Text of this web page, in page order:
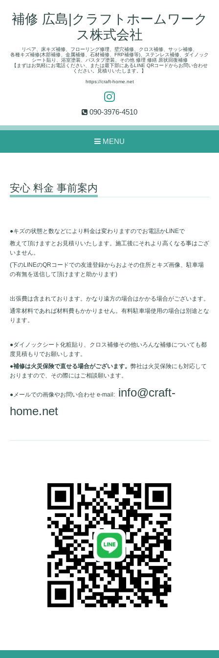
補修 広島|クラフトホームワーク
ス株式会社
リペア、床キズ補修、フローリング修理、壁穴補修、クロス補修、サッシ補修、
各種キズ補修(木部補修、金属補修、石材補修、FRP補修等)、ステンレス補修、ダイノック
シート貼り、浴室塗装、バスタブ塗装、その他 修理 修繕 原状回復補修
【まずはお気軽にお電話ください、または最下部にあるLINE QRコードからお問い合わせ
ください。見積りいたします。】
https://craft-home.net
090-3976-4510
MENU
安心 料金 事前案内
●キズの状態と数などにより料金は変わりますのでお電話かLINEで
教えて頂けますとお見積りいたします。施工後にそれより高くなる事はござ
いません。
(下のLINEのQRコードでの友達登録からおよその住所とキズ画像、駐車場
の有無を送信して頂けますと助かります)
出張費は含まれております。かなり遠方の場合はかかる場合がございます。
通常材料であれば材料費もかかりません。有料駐車場使用の場合は別途とな
ります。
●ダイノックシート化粧貼り、クロス補修その他いろんな補修についても都
度見積もりでお願いします。
●補修は火災保険で直せる場合がございます。 弊社は火災保険にも対応して
おりますので、その際にはご相談願います。
●メールでの画像やお問い合わせ e-mail: info@craft-
home.net